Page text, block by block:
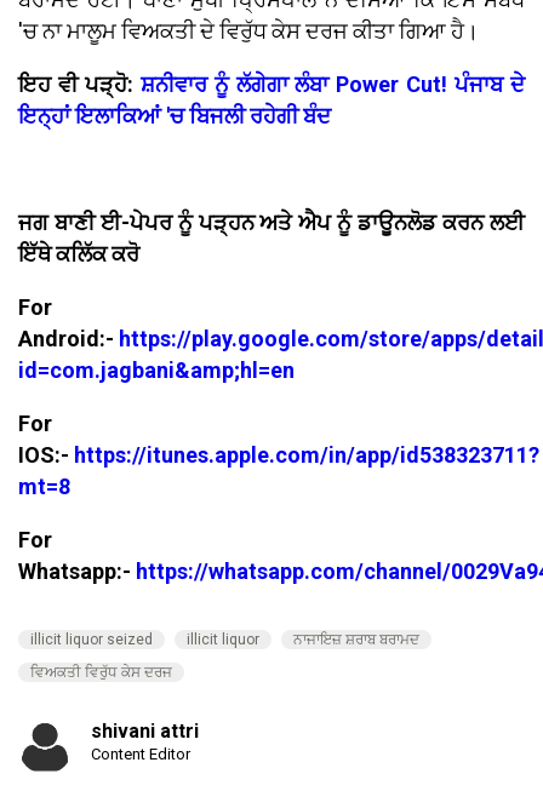
'ਚ ਨਾ ਮਾਲੂਮ ਵਿਅਕਤੀ ਦੇ ਵਿਰੁੱਧ ਕੇਸ ਦਰਜ ਕੀਤਾ ਗਿਆ ਹੈ।
ਇਹ ਵੀ ਪੜ੍ਹੋ:ਸ਼ਨੀਵਾਰ ਨੂੰ ਲੱਗੇਗਾ ਲੰਬਾ Power Cut! ਪੰਜਾਬ ਦੇ
ਇਨ੍ਹਾਂ ਇਲਾਕਿਆਂ 'ਚ ਬਿਜਲੀ ਰਹੇਗੀ ਬੰਦ
ਜਗ ਬਾਣੀ ਈ-ਪੇਪਰ ਨੂੰ ਪੜ੍ਹਨ ਅਤੇ ਐਪ ਨੂੰ ਡਾਊਨਲੋਡ ਕਰਨ ਲਈ
ਇੱਥੇ ਕਲਿੱਕ ਕਰੋ
For
Android:- https://play.google.com/store/apps/
id=com.jagbani&amp;hl=en
For
IOS:- https://itunes.apple.com/in/app/id538323711?
mt=8
For
Whatsapp:- https://whatsapp.com/channel/
illicit liquor seized illicit liquor
ਨਾਜਾਇਜ਼ ਸ਼ਰਾਬ ਬਰਾਮਦ
ਵਿਅਕਤੀ ਵਿਰੁੱਧ ਕੇਸ ਦਰਜ
shivani attri
Content Editor